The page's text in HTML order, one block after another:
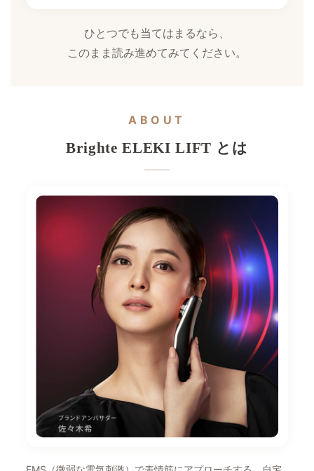
ひとつでも当てはまるなら、
このまま読み進めてみてください。
ABOUT
Brighte ELEKI LIFT とは